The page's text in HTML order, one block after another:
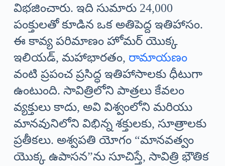
విభజించారు. ఇది సుమారు 24,000
పంక్తులతో కూడిన ఒక అతిపెద్ద ఇతిహాసం.
ఈ కావ్య పరిమాణం హోమర్ యొక్క
ఇలియడ్, మహాభారతం, రామాయణం
వంటి ప్రపంచ ప్రసిద్ధ ఇతిహాసాలకు ధీటుగా
ఉంటుంది. సావిత్రిలోని పాత్రలు కేవలం
వ్యక్తులు కాదు, అవి విశ్వంలోని మరియు
మానవునిలోని విభిన్న శక్తులకు, సూత్రాలకు
ప్రతీకలు. అశ్వపతి యోగం “మానవత్వం
యొక్క ఉపాసన”ను సూచిస్తే, సావిత్రి భౌతిక